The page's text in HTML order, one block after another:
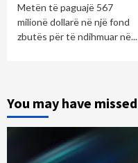
Metën të paguajë 567
milionë dollarë në një fond
zbutës për të ndihmuar në...
You may have missed